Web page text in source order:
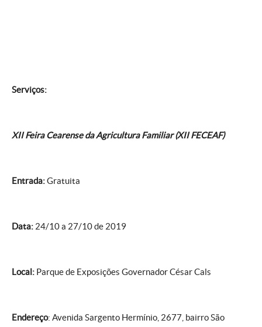
Serviços:
XII Feira Cearense da Agricultura Familiar (XII FECEAF)
Entrada:Gratuita
Data: 24/10 a 27/10 de 2019
Local: Parque de Exposições Governador César Cals
Endereço: Avenida Sargento Hermínio, 2677, bairro São